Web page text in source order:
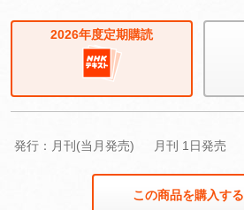
2026年度定期購読
発行：月刊(当月発売) 月刊 1日発売
この商品を購入する